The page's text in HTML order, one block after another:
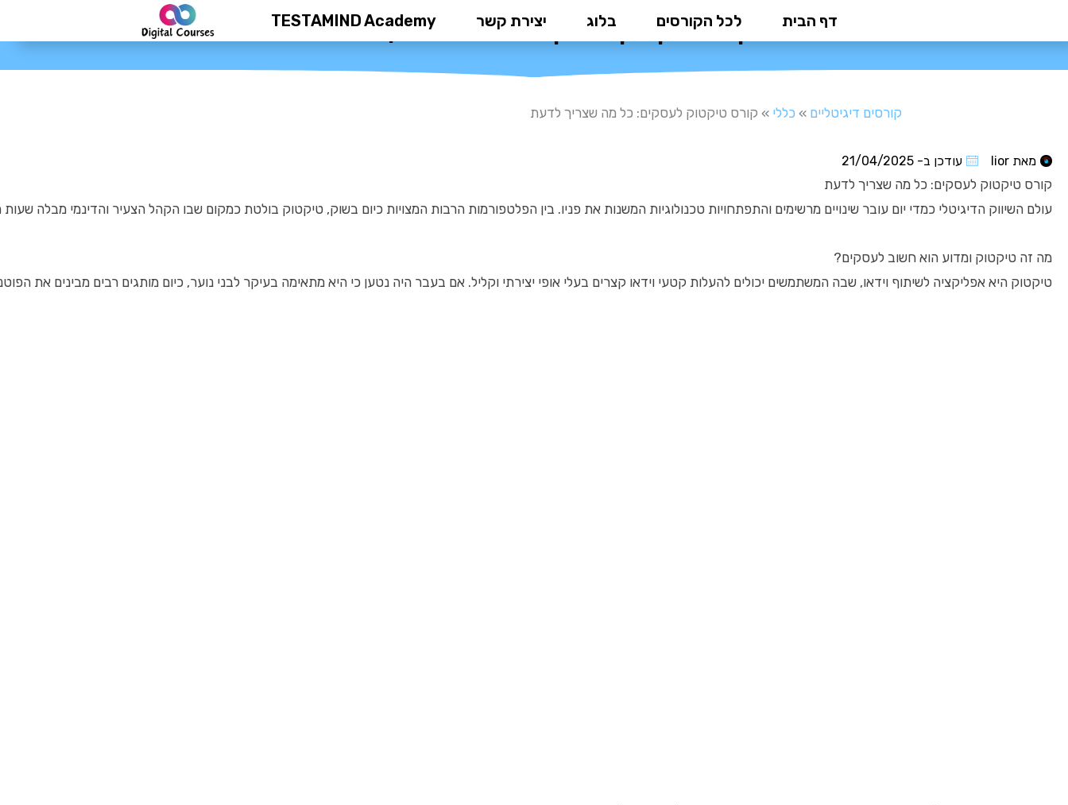
דף הבית לכל הקורסים בלוג יצירת קשר TESTAMIND Academy
קורס טיקטוק לעסקים: כל מה שצריך לדעת
קורסים דיגיטליים » כללי » קורס טיקטוק לעסקים: כל מה שצריך לדעת
מאת עודכן ב- 21/04/2025
קורס טיקטוק לעסקים: כל מה שצריך לדעת
עולם השיווק הדיגיטלי כמדי יום עובר שינויים מרשימים והתפתחויות טכנולוגיות המשנות את פניו. בין הפלטפורמות הרבות המצויות כיום בשוק, טיקטוק בולטת כמקום שבו הקהל הצעיר והדינמי
מה זה טיקטוק ומדוע הוא חשוב לעסקים?
טיקטוק היא אפליקציה לשיתוף וידאו, שבה המשתמשים יכולים להעלות קטעי וידאו קצרים בעלי אופי יצירתי וקליל. אם בעבר היה נטען כי היא מתאימה בעיקר לבני נוער, כיום מותגים רבים מבינים את